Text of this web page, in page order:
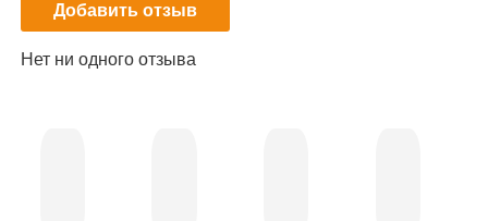
Добавить отзыв
Нет ни одного отзыва